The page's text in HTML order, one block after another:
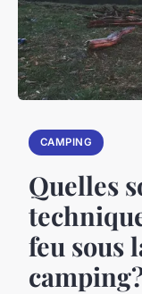
CAMPING
Quelles
feu sous